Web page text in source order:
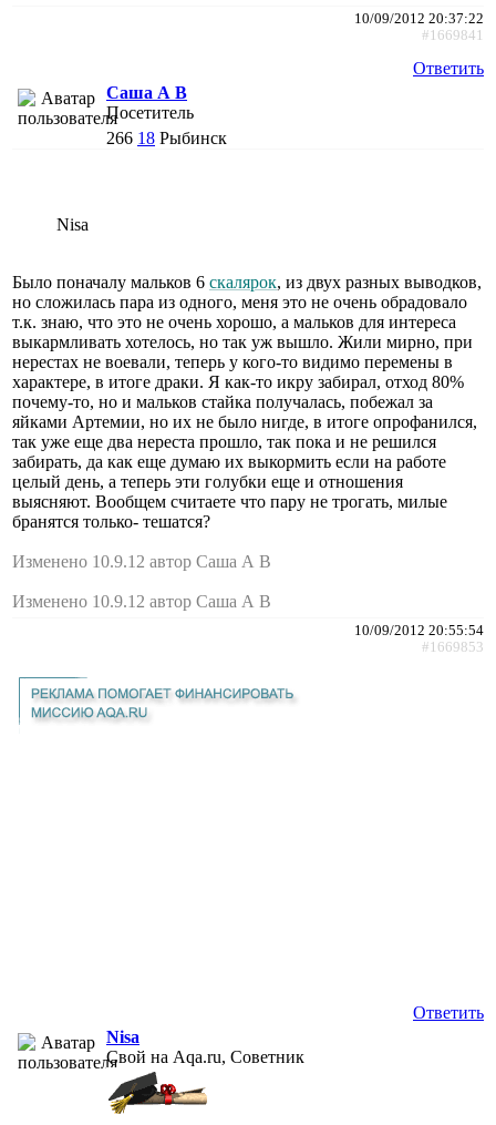
10/09/2012 20:37:22
#1669841
Ответить
Саша А В
Посетитель
266 18 Рыбинск
Nisa
Было поначалу мальков 6 скалярок, из двух разных выводков,
но сложилась пара из одного, меня это не очень обрадовало
т.к. знаю, что это не очень хорошо, а мальков для интереса
выкармливать хотелось, но так уж вышло. Жили мирно, при
нерестах не воевали, теперь у кого-то видимо перемены в
характере, в итоге драки. Я как-то икру забирал, отход 80%
почему-то, но и мальков стайка получалась, побежал за
яйками Артемии, но их не было нигде, в итоге опрофанился,
так уже еще два нереста прошло, так пока и не решился
забирать, да как еще думаю их выкормить если на работе
целый день, а теперь эти голубки еще и отношения
выясняют. Вообщем считаете что пару не трогать, милые
бранятся только- тешатся?
Изменено 10.9.12 автор Саша А В
Изменено 10.9.12 автор Саша А В
10/09/2012 20:55:54
#1669853
Ответить
Nisa
Свой на Aqa.ru, Советник